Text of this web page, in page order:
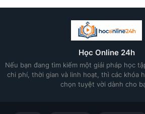
Học Online 24h
Nếu bạn đang tìm kiếm một giải pháp học
chi phí, thời gian và linh hoạt, thì các khóa
chọn tuyệt vời dành cho